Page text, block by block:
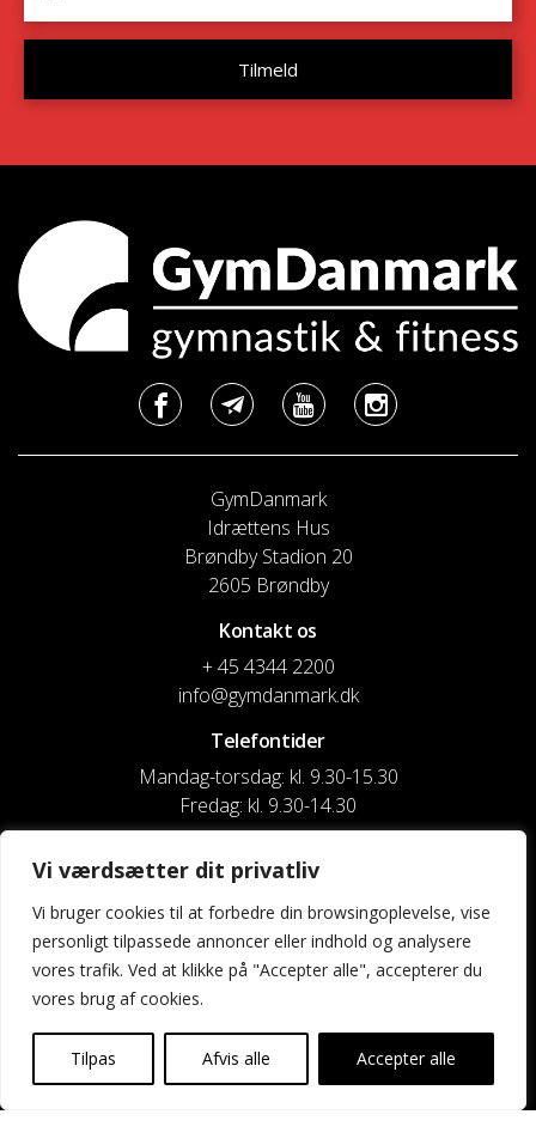
Vi værdsætter dit privatliv
Vi bruger cookies til at forbedre din browsingoplevelse, vise
personligt tilpassede annoncer eller indhold og analysere
vores trafik. Ved at klikke på "Accepter alle", accepterer du
vores brug af cookies.
Tilpas Afvis alle Accepter alle
GymDanmark
Idrættens Hus
Brøndby Stadion 20
2605 Brøndby
Kontakt os
+ 45 4344 2200
info@gymdanmark.dk
Telefontider
Mandag-torsdag: kl. 9.30-15.30
Fredag: kl. 9.30-14.30
CVR nr. 20916818
Reg. & Kontonr.: 4180 3119119022
Privatlivspolitik og cookies
Kontakt os
Kalender